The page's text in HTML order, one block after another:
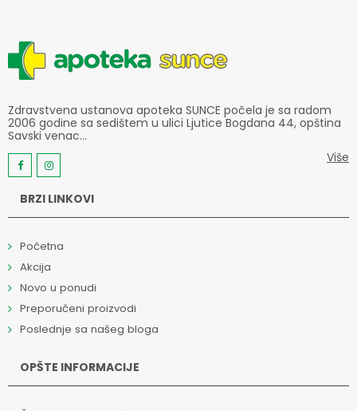
Zdravstvena ustanova apoteka SUNCE počela je sa radom
2006 godine sa sedištem u ulici Ljutice Bogdana 44, opština
Savski venac...
Više
BRZI LINKOVI
Početna
Akcija
Novo u ponudi
Preporučeni proizvodi
Poslednje sa našeg bloga
OPŠTE INFORMACIJE